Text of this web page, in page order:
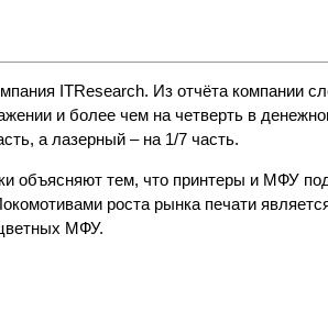
ITResearch. Из отчёта компании
и более чем на четверть в
а лазерный – на 1/7 часть.
объясняют тем, что принтеры и МФУ
роста рынка печати
МФУ.